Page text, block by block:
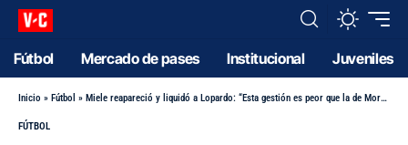
Fútbol Mercado de pases Institucional Juveniles
Inicio » Fútbol » Miele reapareció y liquidó a Lopardo: “Esta gestión es peor que la de Moretti”
FÚTBOL